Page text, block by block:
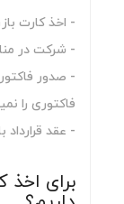
- اخذ کارت
- شرکت در
- صدور
فاکتوری را
- عقد قرارداد
برای اخذ